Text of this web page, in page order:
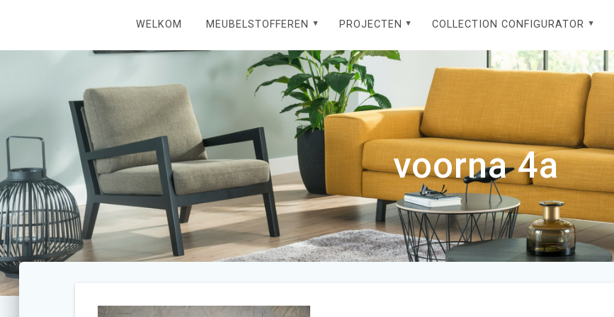
WELKOM MEUBELSTOFFEREN PROJECTEN COLLECTION CONFIGURATOR
voorna 4a